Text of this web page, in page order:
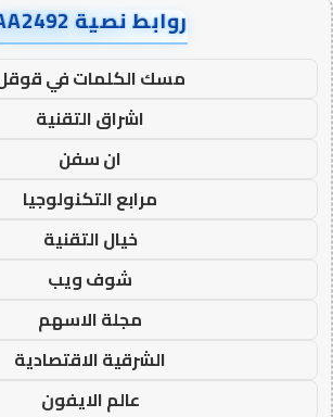
روابط نصية AA2492
مسك الكلمات في
اشراق التقنية
ان سفن
مرابع التكنولوجيا
خيال التقنية
شوف ويب
مجلة الاسهم
الشرقية الاقتصادية
عالم الايفون